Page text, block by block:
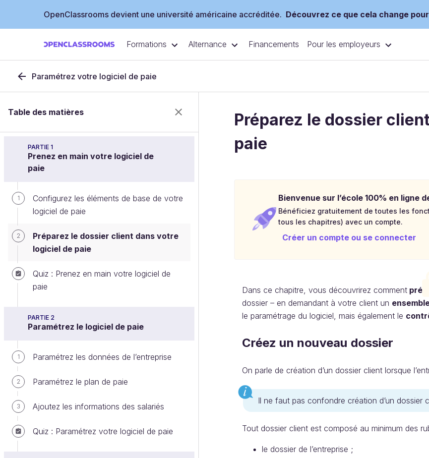
OpenClassrooms devient une université américaine accréditée. Découvrez ce que cela change
Formations Alternance Financements Pour les employeurs
Paramétrez votre logiciel de paie
Table des matières
PARTIE 1
Prenez en main votre logiciel de
paie
1
Configurez les éléments de base de votre
logiciel de paie
2
Préparez le dossier client dans votre
logiciel de paie
Quiz : Prenez en main votre logiciel de
paie
PARTIE 2
Paramétrez le logiciel de paie
1 Paramétrez les données de l’entreprise
2 Paramétrez le plan de paie
3 Ajoutez les informations des salariés
Quiz : Paramétrez votre logiciel de paie
Préparez le dossier
paie
Bienvenue sur l’école 100% en ligne
Bénéficiez gratuitement de toutes les
tous les chapitres) avec un compte.
Créer un compte ou se connecter
Dans ce chapitre, vous découvrirez comment
dossier – en demandant à votre client un
le paramétrage du logiciel, mais également le
Créez un nouveau dossier
On parle de création d’un dossier client lorsque
Il ne faut pas confondre création d’un dossier
Tout dossier client est composé au minimum des
le dossier de l’entreprise ;